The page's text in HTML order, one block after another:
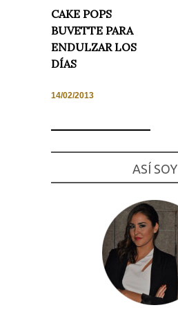
CAKE POPS
BUVETTE PARA
ENDULZAR LOS
DÍAS
14/02/2013
ASÍ SOY
Necesarias